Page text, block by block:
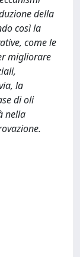
della
così la
come le
migliorare
la
di oli
nella